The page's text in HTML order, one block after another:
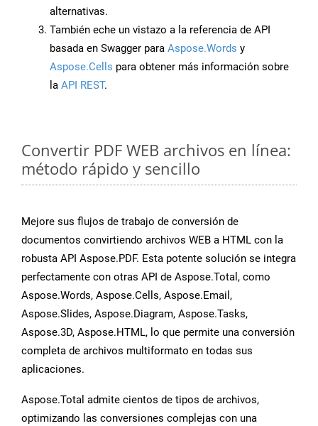
alternativas.
También eche un vistazo a la referencia de API
basada en Swagger para Aspose.Words y
Aspose.Cells para obtener más información sobre
la API REST.
Convertir PDF WEB archivos en línea:
método rápido y sencillo
Mejore sus flujos de trabajo de conversión de
documentos convirtiendo archivos WEB a HTML con la
robusta API Aspose.PDF. Esta potente solución se integra
perfectamente con otras API de Aspose.Total, como
Aspose.Words, Aspose.Cells, Aspose.Email,
Aspose.Slides, Aspose.Diagram, Aspose.Tasks,
Aspose.3D, Aspose.HTML, lo que permite una conversión
completa de archivos multiformato en todas sus
aplicaciones.
Aspose.Total admite cientos de tipos de archivos,
optimizando las conversiones complejas con una